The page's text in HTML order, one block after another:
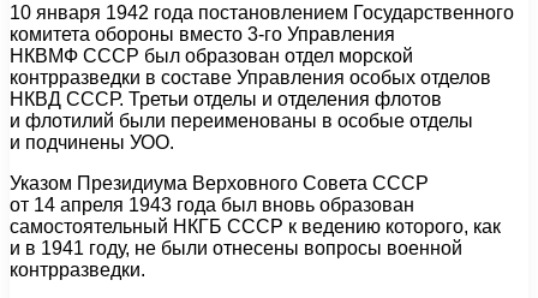
10 января 1942 года постановлением Государственного
комитета обороны вместо 3-го Управления
НКВМФ СССР был образован отдел морской
контрразведки в составе Управления особых отделов
НКВД СССР. Третьи отделы и отделения флотов
и флотилий были переименованы в особые отделы
и подчинены УОО.
Указом Президиума Верховного Совета СССР
от 14 апреля 1943 года был вновь образован
самостоятельный НКГБ СССР к ведению которого, как
и в 1941 году, не были отнесены вопросы военной
контрразведки.